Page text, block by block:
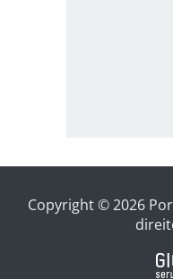
Copyright © 2026